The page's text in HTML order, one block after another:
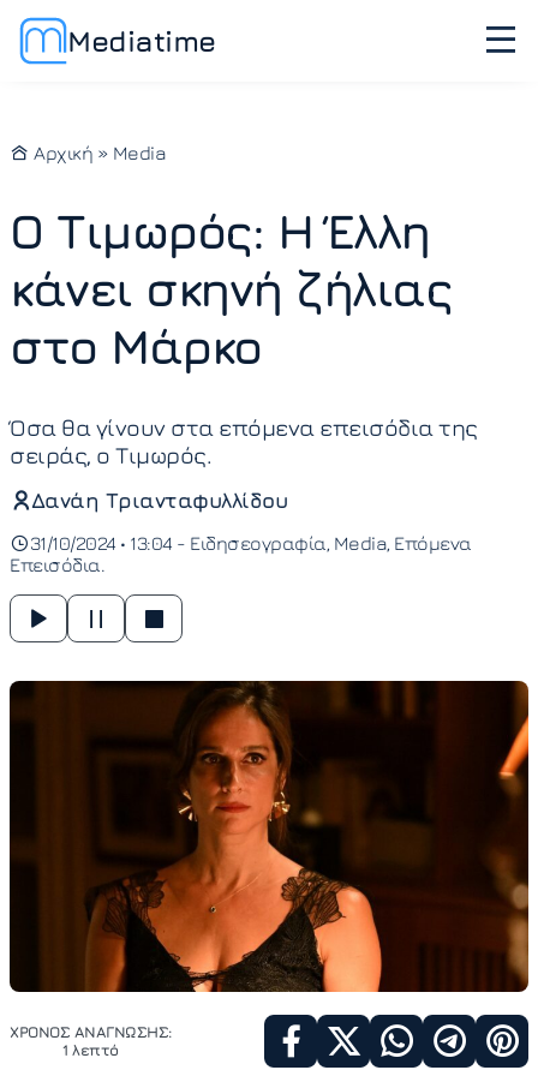
Mediatime
Αρχική » Media
Ο Τιμωρός: Η Έλλη
κάνει σκηνή ζήλιας
στο Μάρκο
Όσα θα γίνουν στα επόμενα επεισόδια της
σειράς, ο Τιμωρός.
Δανάη Τριανταφυλλίδου
31/10/2024 • 13:04 - Ειδησεογραφία Media Επόμενα
Επεισόδια
ΧΡΟΝΟΣ ΑΝΑΓΝΩΣΗΣ:
1 λεπτό